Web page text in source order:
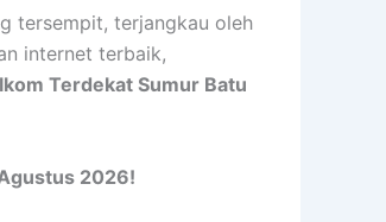
tersempit, terjangkau oleh
internet terbaik,
Terdekat Sumur Batu
2026!